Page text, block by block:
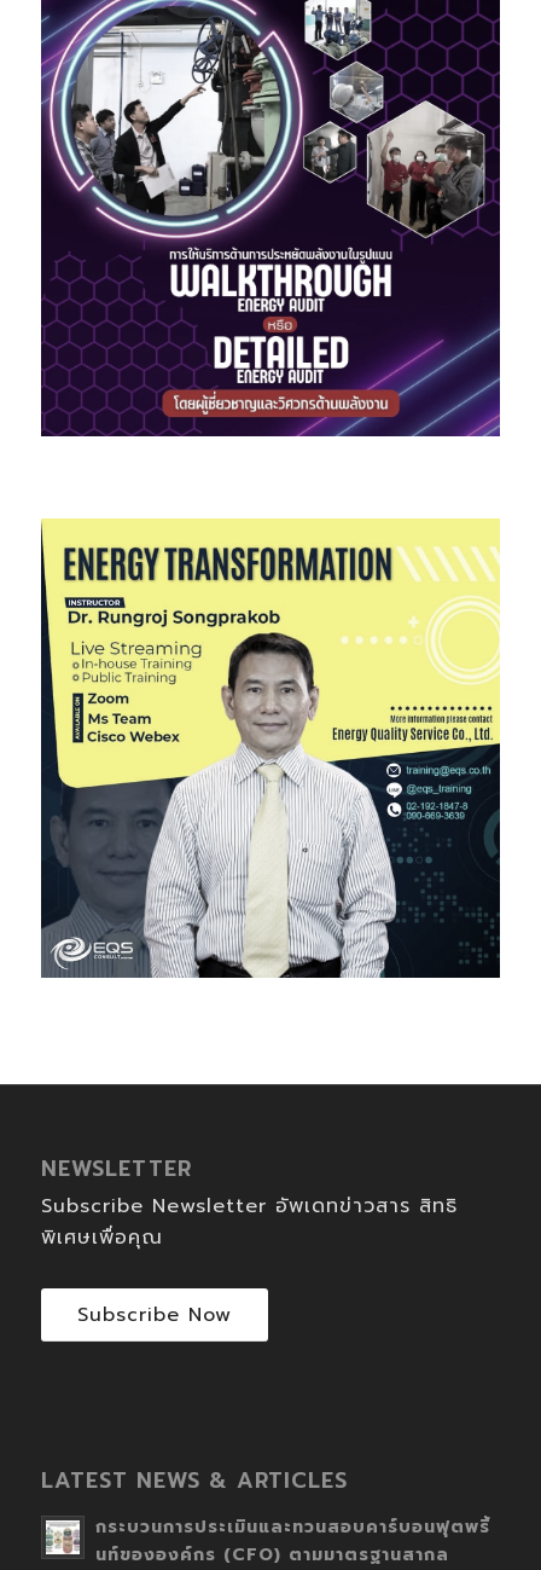
NEWSLETTER
Subscribe Newsletter อัพเดทข่าวสาร สิทธิ
พิเศษเพื่อคุณ
Subscribe Now
LATEST NEWS & ARTICLES
กระบวนการประเมินและทวนสอบคาร์บอนฟุตพริ้
นท์ขององค์กร (CFO) ตามมาตรฐานสากล